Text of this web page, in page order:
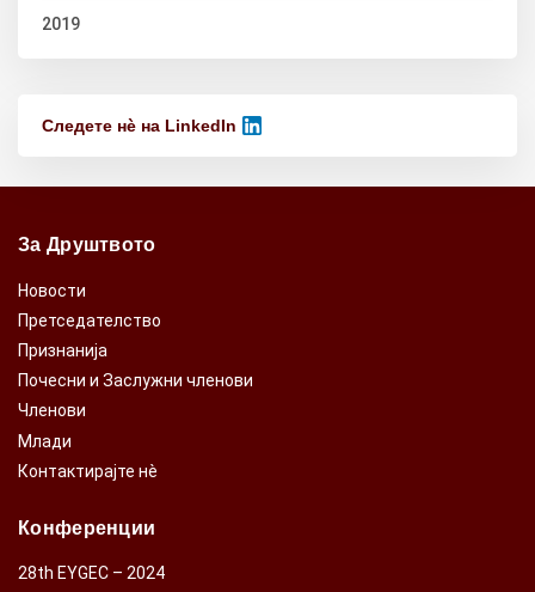
2019
Следете нѐ на LinkedIn
За Друштвото
Новости
Претседателство
Признанија
Почесни и Заслужни членови
Членови
Млади
Контактирајте нè
Конференции
28th EYGEC – 2024